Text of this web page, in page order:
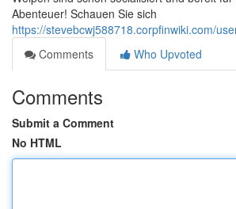
Abenteuer! Schauen Sie sich
https://stevebcwj588718.corpfinwiki.com/
Comments
Who Upvoted
Comments
Submit a Comment
No HTML